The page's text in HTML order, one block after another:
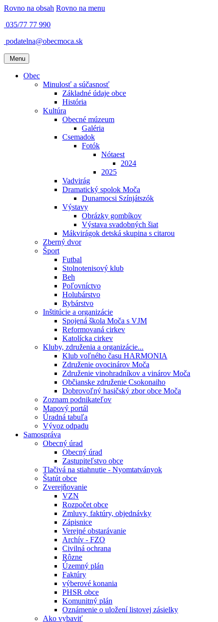
Rovno na obsah Rovno na menu
035/77 77 990
podatelna@obecmoca.sk
Menu
Obec
Minulosť a súčasnosť
Základné údaje obce
História
Kultúra
Obecné múzeum
Galéria
Csemadok
Fotók
Nótaest
2024
2025
Vadvirág
Dramatický spolok Moča
Dunamocsi Színjátszók
Výstavy
Obrázky gombíkov
Výstava svadobných šiat
Mákvirágok detská skupina s citarou
Zberný dvor
Šport
Futbal
Stolnotenisový klub
Beh
Poľovníctvo
Holubárstvo
Rybárstvo
Inštitúcie a organizácie
Spojená škola Moča s VJM
Reformovaná cirkev
Katolícka cirkev
Kluby, združenia a organizácie...
Klub voľného času HARMONIA
Združenie ovocinárov Moča
Združenie vinohradníkov a vinárov Moča
Občianske združenie Csokonaiho
Dobrovoľný hasičský zbor obce Moča
Zoznam podnikateľov
Mapový portál
Úradná tabuľa
Vývoz odpadu
Samospráva
Obecný úrad
Obecný úrad
Zastupiteľstvo obce
Tlačivá na stiahnutie - Nyomtatványok
Štatút obce
Zverejňovanie
VZN
Rozpočet obce
Zmluvy, faktúry, objednávky
Zápisnice
Verejné obstarávanie
Archív - FZO
Civilná ochrana
Rôzne
Územný plán
Faktúry
výberové konania
PHSR obce
Komunitný plán
Oznámenie o uložení listovej zásielky
Ako vybaviť